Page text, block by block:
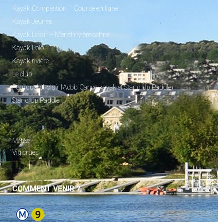
Kayak Compétition – Course en ligne
Kayak Jeunes
Kayak Loisir – Mer et rivière calme
Kayak Polo
Kayak rivière
Le club
Pourquoi choisir l’Acbb Canoe-kayak et Stand Up Paddle
Stand Up Paddle
_
Météo
Vigicrues
COMMENT VENIR ?